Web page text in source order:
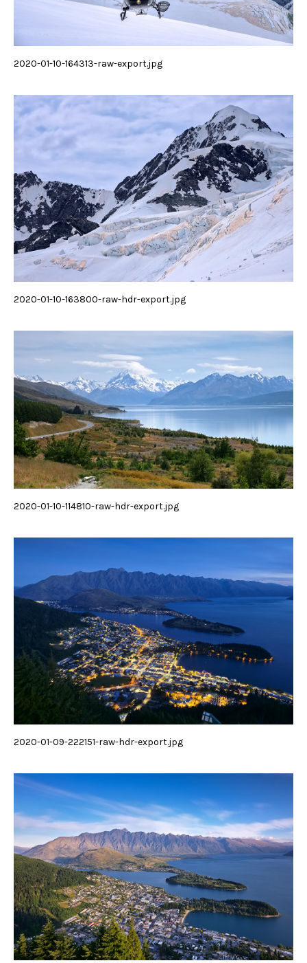
2020-01-10-164313-raw-export.jpg
2020-01-10-163800-raw-hdr-export.jpg
2020-01-10-114810-raw-hdr-export.jpg
2020-01-09-222151-raw-hdr-export.jpg